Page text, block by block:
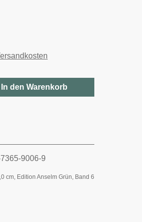
den gewünschten
In den Warenkorb
9006-9
cm, Edition Anselm Grün, Band 6